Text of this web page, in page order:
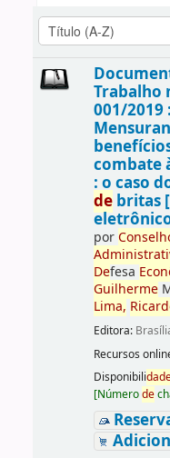
Trabalho
001/2019 :
combate
: o caso
debritas
por
Defesa
Guilherme
Lima,
Editora:
Recursos
Disponibilida
[Númerode